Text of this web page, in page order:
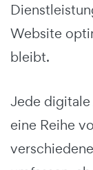
Website
bleibt.
Jede
eine Reihe